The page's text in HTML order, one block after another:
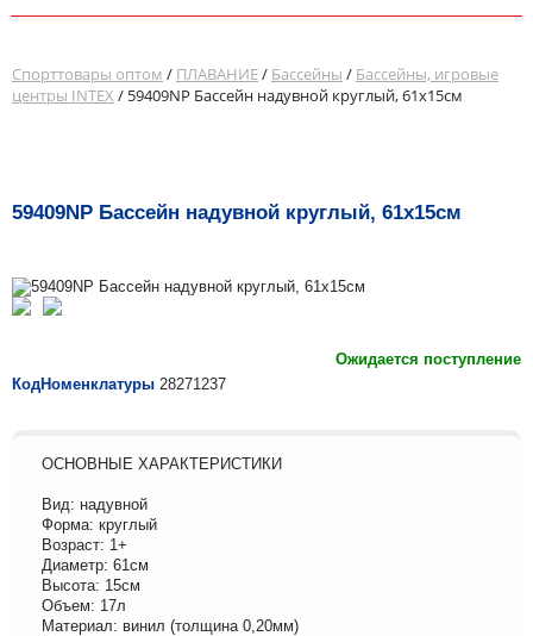
Спорттовары оптом / ПЛАВАНИЕ/ Бассейны / Бассейны, игровые
центры INTEX / 59409NP Бассейн надувной круглый, 61х15см
59409NP Бассейн надувной круглый, 61х15см
Ожидается поступление
КодНоменклатуры 28271237
ОСНОВНЫЕ ХАРАКТЕРИСТИКИ
Вид: надувной
Форма: круглый
Возраст: 1+
Диаметр: 61см
Высота: 15см
Объем: 17л
Материал: винил (толщина 0,20мм)